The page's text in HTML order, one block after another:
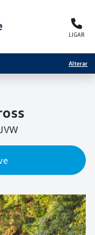
LIGAR
Alterar